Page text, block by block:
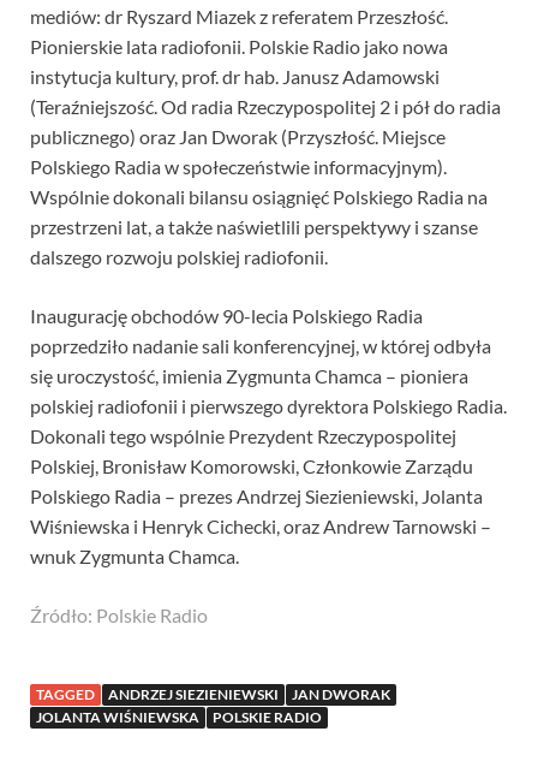
mediów: dr Ryszard Miazek z referatem Przeszłość.
Pionierskie lata radiofonii. Polskie Radio jako nowa
instytucja kultury, prof. dr hab. Janusz Adamowski
(Teraźniejszość. Od radia Rzeczypospolitej 2 i pół do radia
publicznego) oraz Jan Dworak (Przyszłość. Miejsce
Polskiego Radia w społeczeństwie informacyjnym).
Wspólnie dokonali bilansu osiągnięć Polskiego Radia na
przestrzeni lat, a także naświetlili perspektywy i szanse
dalszego rozwoju polskiej radiofonii.
Inaugurację obchodów 90-lecia Polskiego Radia
poprzedziło nadanie sali konferencyjnej, w której odbyła
się uroczystość, imienia Zygmunta Chamca – pioniera
polskiej radiofonii i pierwszego dyrektora Polskiego Radia.
Dokonali tego wspólnie Prezydent Rzeczypospolitej
Polskiej, Bronisław Komorowski, Członkowie Zarządu
Polskiego Radia – prezes Andrzej Siezieniewski, Jolanta
Wiśniewska i Henryk Cichecki, oraz Andrew Tarnowski –
wnuk Zygmunta Chamca.
Źródło: Polskie Radio
TAGGED ANDRZEJ SIEZIENIEWSKI
JAN DWORAK
JOLANTA WIŚNIEWSKA
POLSKIE RADIO